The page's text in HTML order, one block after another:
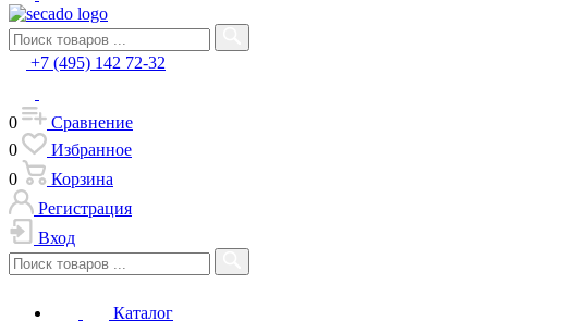
+7 (495) 142 72-32
0
Сравнение
0
Избранное
0
Корзина
Регистрация
Вход
Каталог